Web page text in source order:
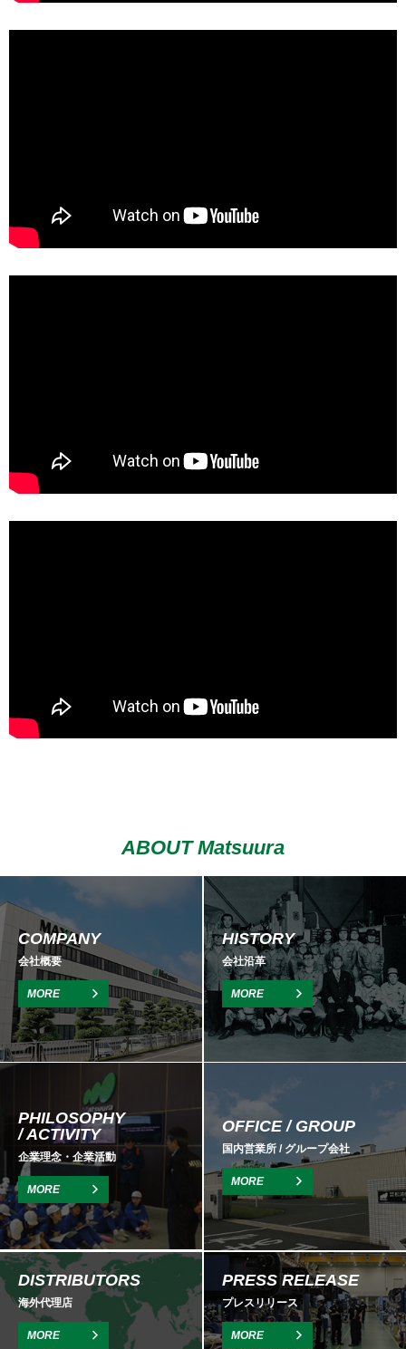
ABOUT Matsuura
COMPANY
会社概要
MORE
HISTORY
会社沿革
MORE
PHILOSOPHY
/ ACTIVITY
企業理念・企業活動
MORE
OFFICE / GROUP
国内営業所 / グループ会社
MORE
DISTRIBUTORS
海外代理店
MORE
PRESS RELEASE
プレスリリース
MORE